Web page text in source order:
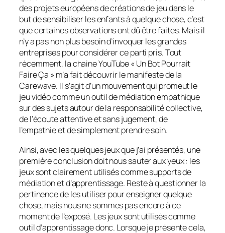
des projets européens de créations de jeu dans le
but de sensibiliser les enfants à quelque chose, c’est
que certaines observations ont dû être faites. Mais il
n’y a pas non plus besoin d’invoquer les grandes
entreprises pour considérer ce parti pris. Tout
récemment, la chaine YouTube « Un Bot Pourrait
Faire Ça » m’a fait découvrir le manifeste de la
Carewave. Il s’agit d’un mouvement qui promeut le
jeu vidéo comme un outil de médiation empathique
sur des sujets autour de la responsabilité collective,
de l’écoute attentive et sans jugement, de
l’empathie et de simplement prendre soin.
Ainsi, avec les quelques jeux que j’ai présentés, une
première conclusion doit nous sauter aux yeux : les
jeux sont clairement utilisés comme supports de
médiation et d’apprentissage. Reste à questionner la
pertinence de les utiliser pour enseigner quelque
chose, mais nous ne sommes pas encore à ce
moment de l’exposé. Les jeux sont utilisés comme
outil d’apprentissage donc. Lorsque je présente cela,